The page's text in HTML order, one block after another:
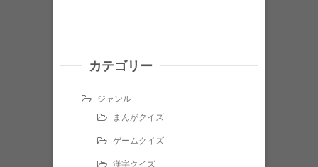
カテゴリー
ジャンル
まんがクイズ
ゲームクイズ
漢字クイズ